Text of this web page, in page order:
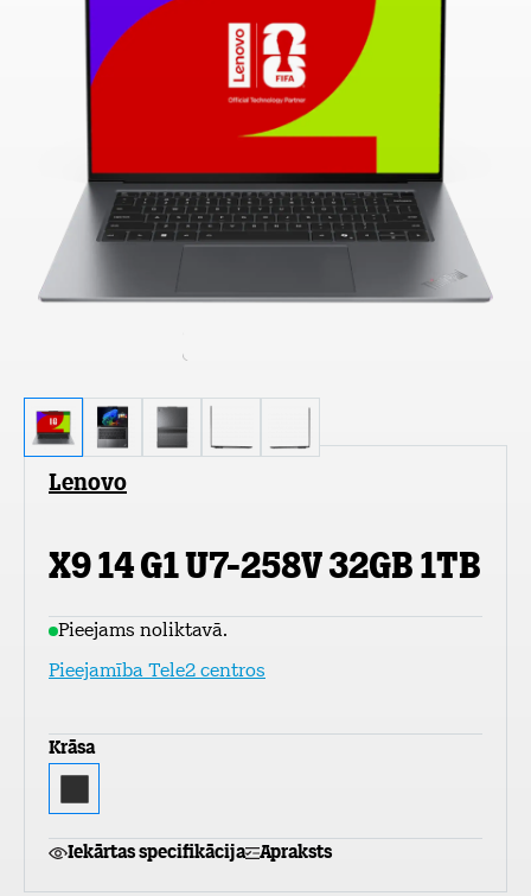
Lenovo
X9 14 G1 U7-258V 32GB 1TB
Pieejams noliktavā.
Pieejamība Tele2 centros
Krāsa
Iekārtas specifikācija Apraksts